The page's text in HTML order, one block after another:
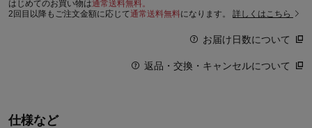
はじめてのお買い物は通常送料無料。
2回目以降もご注文金額に応じて通常送料無料になります。 詳しくはこちら
お届け日数について
返品・交換・キャンセルについて
仕様など